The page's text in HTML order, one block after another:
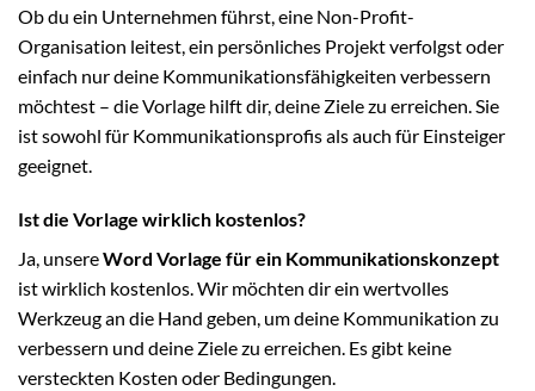
Ob du ein Unternehmen führst, eine Non-Profit-
Organisation leitest, ein persönliches Projekt verfolgst oder
einfach nur deine Kommunikationsfähigkeiten verbessern
möchtest – die Vorlage hilft dir, deine Ziele zu erreichen. Sie
ist sowohl für Kommunikationsprofis als auch für Einsteiger
geeignet.
Ist die Vorlage wirklich kostenlos?
Ja, unsereWord Vorlage für ein Kommunikationskonzept
ist wirklich kostenlos. Wir möchten dir ein wertvolles
Werkzeug an die Hand geben, um deine Kommunikation zu
verbessern und deine Ziele zu erreichen. Es gibt keine
versteckten Kosten oder Bedingungen.